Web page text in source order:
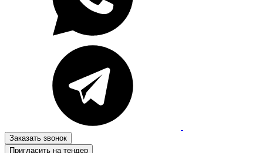
Заказать звонок
Пригласить на тендер